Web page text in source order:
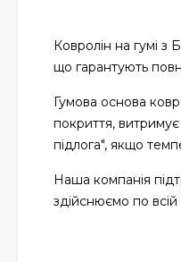
Ковролін на гумі з
що гарантують
Гумова основа
покриття,
підлога", якщо
Наша компанія
здійснюємо по всій